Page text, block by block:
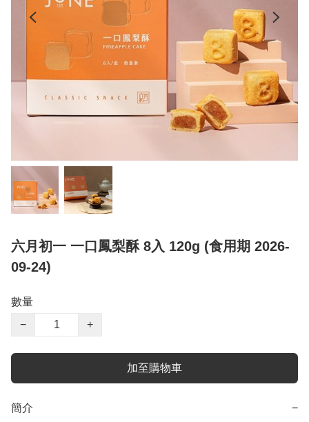
六月初一 一口鳳梨酥 8入 120g (食用期 2026-
09-24)
數量
−
+
加至購物車
簡介 −